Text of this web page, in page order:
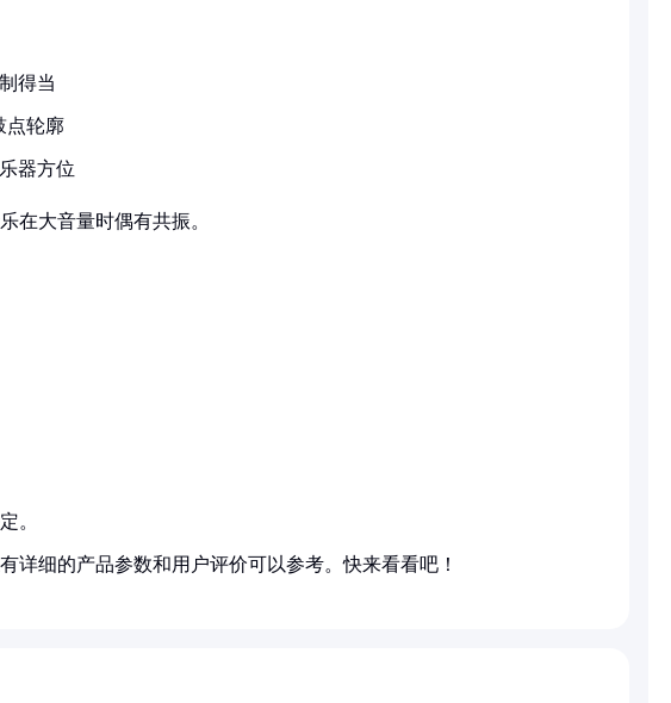
得当
点轮廓
器方位
在大音量时偶有共振。
。
详细的产品参数和用户评价可以参考。快来看看吧！